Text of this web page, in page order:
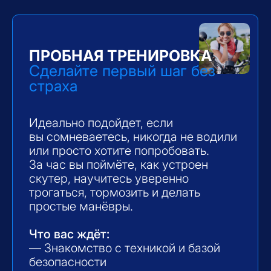
Мы подскажем какой формат
подойдет именно вам!
илиПИШИТЕ НАМ СРАЗУ В TG
ПОДОБРАТЬ ФОРМУ ОБУЧЕНИЯ